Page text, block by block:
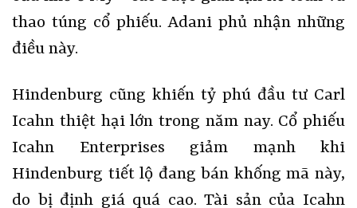
thao túng cổ phiếu. Adani phủ nhận những
điều này.
Hindenburg cũng khiến tỷ phú đầu tư Carl
Icahn thiệt hại lớn trong năm nay. Cổ phiếu
Icahn Enterprises giảm mạnh khi
Hindenburg tiết lộ đang bán khống mã này,
do bị định giá quá cao. Tài sản của Icahn